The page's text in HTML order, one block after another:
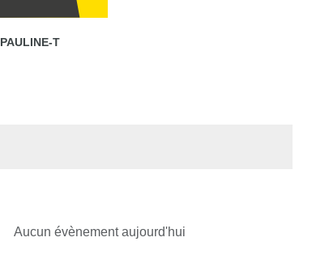
PAULINE-T
Aucun évènement aujourd'hui